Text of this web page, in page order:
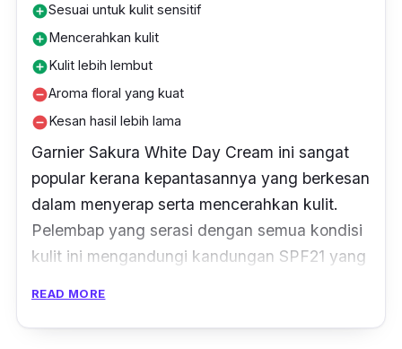
add_circleSesuai untuk kulit sensitif
add_circleMencerahkan kulit
add_circleKulit lebih lembut
remove_circleAroma floral yang kuat
remove_circleKesan hasil lebih lama
Garnier Sakura White Day Cream ini sangat
popular kerana kepantasannya yang berkesan
dalam menyerap serta mencerahkan kulit.
Pelembap yang serasi dengan semua kondisi
kulit ini mengandungi kandungan SPF21 yang
Vitamin B3 dan C di dalamnnya pula akan
READ MORE